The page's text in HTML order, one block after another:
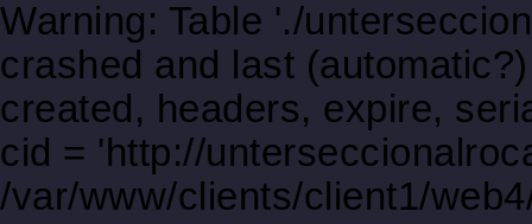
Warning: Table './
crashed and last
created, headers, expire,
cid = 'http://
/var/www/clients/client1/